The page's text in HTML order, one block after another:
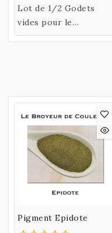
Lot de 1/2 Godets
vides pour le
conditionnement de
Pigment Epidote